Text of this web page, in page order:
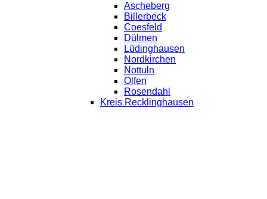
Ascheberg
Billerbeck
Coesfeld
Dülmen
Lüdinghausen
Nordkirchen
Nottuln
Olfen
Rosendahl
Kreis Recklinghausen